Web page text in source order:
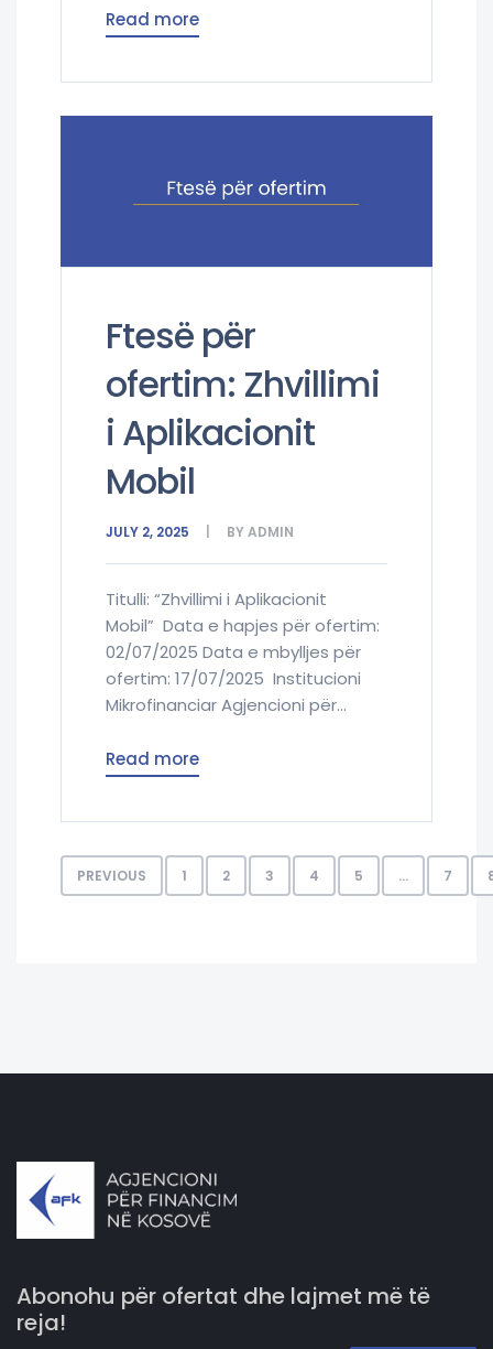
Read more
Ftesë për
ofertim: Zhvillimi
i Aplikacionit
Mobil
JULY 2, 2025 BYADMIN
Titulli: “Zhvillimi i Aplikacionit
Mobil” Data e hapjes për ofertim:
02/07/2025 Data e mbylljes për
ofertim: 17/07/2025 Institucioni
Mikrofinanciar Agjencioni për...
Read more
PREVIOUS 1 2 3 4 5 … 7
Abonohu për ofertat dhe lajmet më të
reja!